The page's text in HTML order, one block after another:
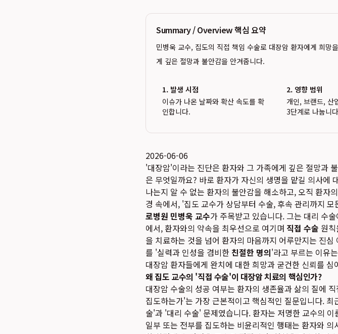
Summary / Overview 핵심 요약
민병욱 교수, 집도의 직접 책임 수술로 대장암 환자에게 희
게 깊은 절망과 불안감을 안겨줍니다.
1. 발생 시점
이슈가 나온 날짜와 확산 속도를 확
인합니다.
2. 영향 범위
개인, 브랜드, 산
3단계로 나눕니
2026-06-06
'대장암'이라는 진단은 환자와 그 가족에게 깊은 절망과
은 무엇일까요? 바로 환자가 자신의 생명을 맡길 의사에
나는지 알 수 없는 환자의 불안감을 해소하고, 오직 환자
경 속에서, '집도 교수가 상담부터 수술, 후속 관리까지
로병원 민병욱 교수가 주목받고 있습니다. 그는 대리 수
에서, 환자와의 약속을 최우선으로 여기며 직접 수술 원
을 치료하는 것을 넘어 환자의 마음까지 어루만지는 진심
를 '실력과 인성을 겸비한 친절한 명의'라고 부르는 이유
대장암 환자들에게 완치에 대한 희망과 굳건한 신뢰를
왜 집도 교수의 '직접 수술'이 대장암 치료의 핵심인가?
대장암 수술의 성공 여부는 환자의 생존율과 삶의 질에
집도하는가'는 가장 근본적이고 핵심적인 질문입니다.
술'과 '대리 수술' 문제였습니다. 환자는 저명한 교수의
일부 또는 전부를 집도하는 비윤리적인 행태는 환자와